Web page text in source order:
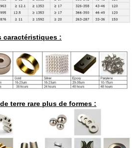
caractéristiques :
terre rare plus de formes :